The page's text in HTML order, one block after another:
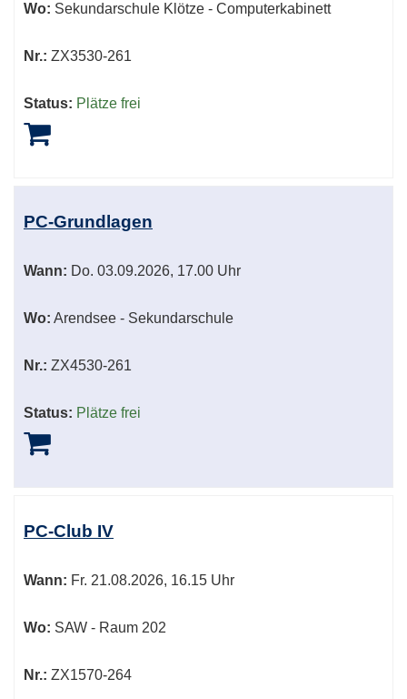
Wo: Sekundarschule Klötze - Computerkabinett
Nr.: ZX3530-261
Status: Plätze frei
PC-Grundlagen
Wann: Do. 03.09.2026, 17.00 Uhr
Wo: Arendsee - Sekundarschule
Nr.: ZX4530-261
Status: Plätze frei
PC-Club IV
Wann: Fr. 21.08.2026, 16.15 Uhr
Wo: SAW - Raum 202
Nr.: ZX1570-264